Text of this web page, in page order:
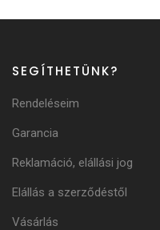
SEGÍTHETÜNK?
Rendeléseim
Garancia
Reklamáció, elállási jog
Elállás a szerződéstől
Vásárlás